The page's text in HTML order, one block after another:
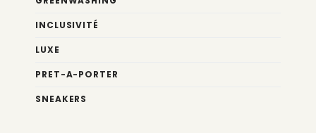
INCLUSIVITÉ
LUXE
PRET-A-PORTER
SNEAKERS